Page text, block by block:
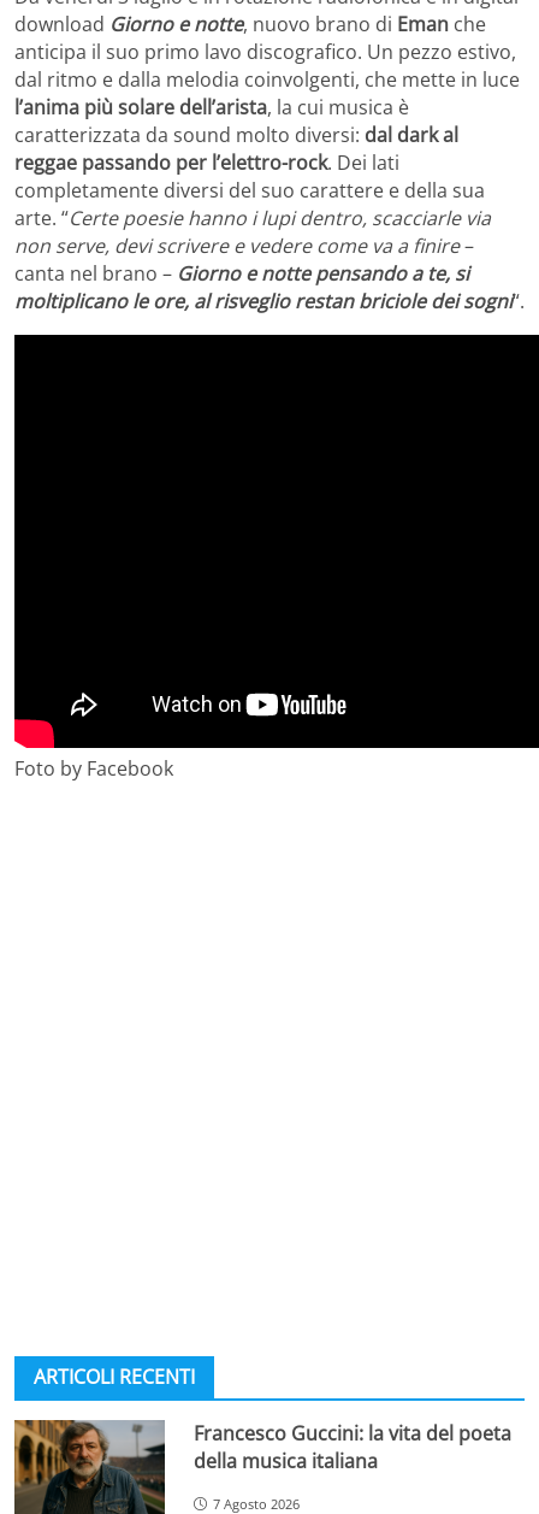
download Giorno e notte, nuovo brano di Eman che
anticipa il suo primo lavo discografico. Un pezzo estivo,
dal ritmo e dalla melodia coinvolgenti, che mette in luce
l’anima più solare dell’arista, la cui musica è
caratterizzata da sound molto diversi: dal dark al
reggae passando per l’elettro-rock. Dei lati
completamente diversi del suo carattere e della sua
arte. “Certe poesie hanno i lupi dentro, scacciarle via
non serve, devi scrivere e vedere come va a finire–
canta nel brano – Giorno e notte pensando a te, si
moltiplicano le ore, al risveglio restan briciole dei sogni“.
Foto by Facebook
ARTICOLI RECENTI
Francesco Guccini: la vita del poeta
della musica italiana
7 Agosto 2026